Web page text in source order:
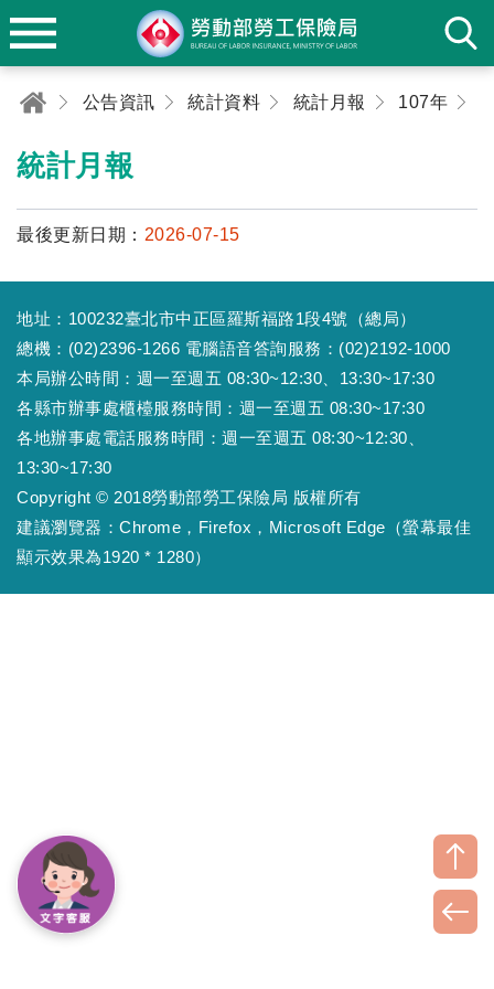
公告資訊 統計資料 統計月報 107年
統計月報
最後更新日期： 2026-07-15
地址：100232臺北市中正區羅斯福路1段4號（總局）
總機：(02)2396-1266 電腦語音答詢服務：(02)2192-1000
本局辦公時間：週一至週五 08:30~12:30、13:30~17:30
各縣市辦事處櫃檯服務時間：週一至週五 08:30~17:30
各地辦事處電話服務時間：週一至週五 08:30~12:30、
13:30~17:30
Copyright © 2018勞動部勞工保險局 版權所有
建議瀏覽器：Chrome，Firefox，Microsoft Edge（螢幕最佳
顯示效果為1920 * 1280）